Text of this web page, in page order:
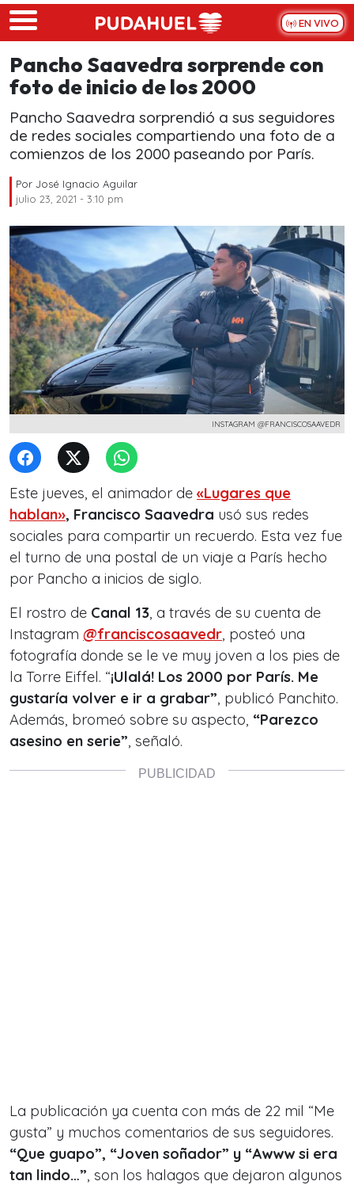
Skip to main content
EN VIVO
Pancho Saavedra sorprende con
foto de inicio de los 2000
Pancho Saavedra sorprendió a sus seguidores
de redes sociales compartiendo una foto de a
comienzos de los 2000 paseando por París.
Por José Ignacio Aguilar
julio 23, 2021 - 3:10 pm
INSTAGRAM @FRANCISCOSAAVEDR
Este jueves, el animador de «Lugares que
hablan», Francisco Saavedra usó sus redes
sociales para compartir un recuerdo. Esta vez fue
el turno de una postal de un viaje a París hecho
por Pancho a inicios de siglo.
El rostro de Canal 13, a través de su cuenta de
Instagram @franciscosaavedr, posteó una
fotografía donde se le ve muy joven a los pies de
la Torre Eiffel. “¡Ulalá! Los 2000 por París. Me
gustaría volver e ir a grabar”, publicó Panchito.
Además, bromeó sobre su aspecto, “Parezco
asesino en serie”, señaló.
La publicación ya cuenta con más de 22 mil “Me
gusta” y muchos comentarios de sus seguidores.
“Que guapo”, “Joven soñador” y “Awww si era
tan lindo…”, son los halagos que dejaron algunos